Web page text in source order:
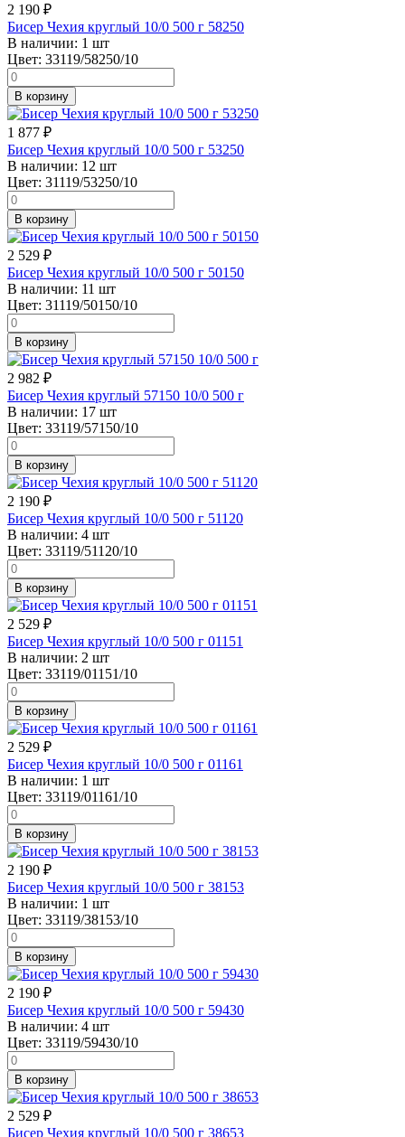
2 190 ₽
Бисер Чехия круглый 10/0 500 г 58250
В наличии: 1 шт
Цвет: 33119/58250/10
В корзину
1 877 ₽
Бисер Чехия круглый 10/0 500 г 53250
В наличии: 12 шт
Цвет: 31119/53250/10
В корзину
2 529 ₽
Бисер Чехия круглый 10/0 500 г 50150
В наличии: 11 шт
Цвет: 31119/50150/10
В корзину
2 982 ₽
Бисер Чехия круглый 57150 10/0 500 г
В наличии: 17 шт
Цвет: 33119/57150/10
В корзину
2 190 ₽
Бисер Чехия круглый 10/0 500 г 51120
В наличии: 4 шт
Цвет: 33119/51120/10
В корзину
2 529 ₽
Бисер Чехия круглый 10/0 500 г 01151
В наличии: 2 шт
Цвет: 33119/01151/10
В корзину
2 529 ₽
Бисер Чехия круглый 10/0 500 г 01161
В наличии: 1 шт
Цвет: 33119/01161/10
В корзину
2 190 ₽
Бисер Чехия круглый 10/0 500 г 38153
В наличии: 1 шт
Цвет: 33119/38153/10
В корзину
2 190 ₽
Бисер Чехия круглый 10/0 500 г 59430
В наличии: 4 шт
Цвет: 33119/59430/10
В корзину
2 529 ₽
Бисер Чехия круглый 10/0 500 г 38653